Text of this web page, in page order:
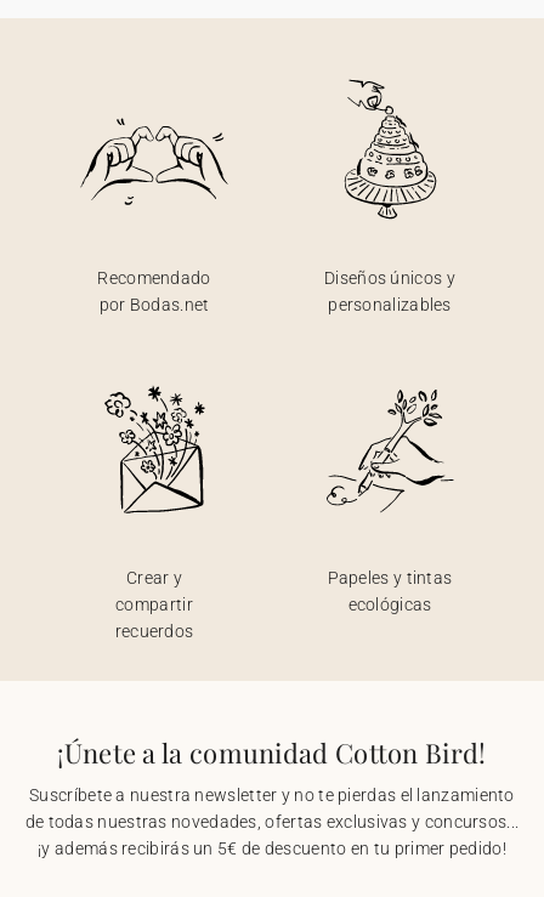
Recomendado
por Bodas.net
Diseños únicos y
personalizables
Crear y
compartir
recuerdos
Papeles y tintas
ecológicas
¡Únete a la comunidad Cotton Bird!
Suscríbete a nuestra newsletter y no te pierdas el lanzamiento
de todas nuestras novedades, ofertas exclusivas y concursos...
¡y además recibirás un 5€ de descuento en tu primer pedido!